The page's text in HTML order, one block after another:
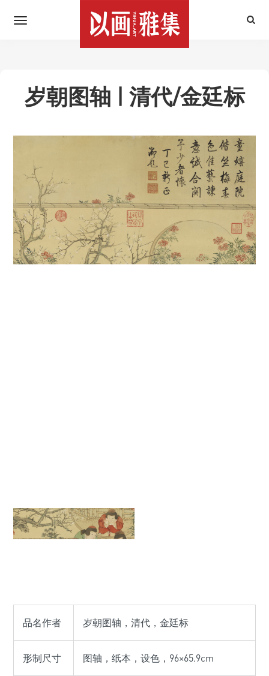
岁朝图轴 | 清代/金廷标
品名作者 岁朝图轴，清代，金廷标
形制尺寸 图轴，纸本，设色，96×65.9cm